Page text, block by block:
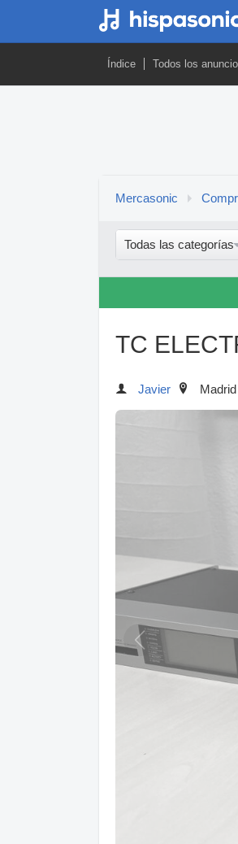
Índice Todos los
Mercasonic
Todas las categorías
TC
Javier Madrid